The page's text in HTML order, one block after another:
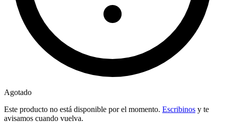
Agotado
Este producto no está disponible por el momento. Escribinos y te
avisamos cuando vuelva.